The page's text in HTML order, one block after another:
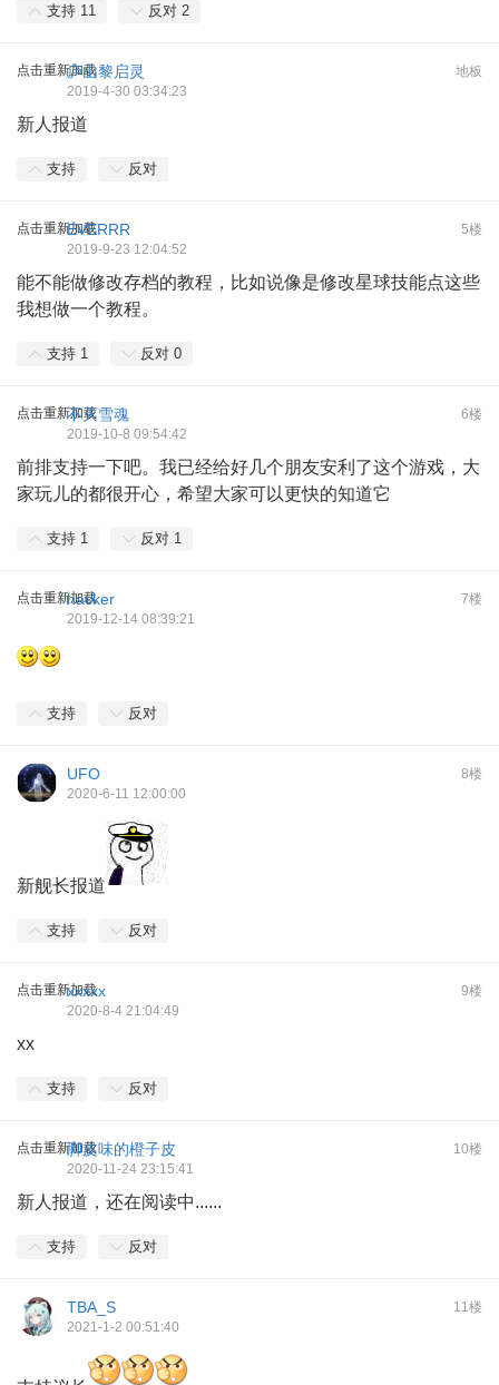
支持 11 反对 2
点击重新加载 地板
庐山黎启灵
2019-4-30 03:34:23
新人报道
支持 反对
点击重新加载 5楼
EVERRR
2019-9-23 12:04:52
能不能做修改存档的教程，比如说像是修改星球技能点这些
我想做一个教程。
支持 1 反对 0
点击重新加载 6楼
不灭雪魂
2019-10-8 09:54:42
前排支持一下吧。我已经给好几个朋友安利了这个游戏，大
家玩儿的都很开心，希望大家可以更快的知道它
支持 1 反对 1
点击重新加载 7楼
hacker
2019-12-14 08:39:21
支持 反对
8楼
UFO
2020-6-11 12:00:00
新舰长报道
支持 反对
点击重新加载 9楼
xxxxx
2020-8-4 21:04:49
xx
支持 反对
点击重新加载 10楼
脚皮味的橙子皮
2020-11-24 23:15:41
新人报道，还在阅读中......
支持 反对
11楼
TBA_S
2021-1-2 00:51:40